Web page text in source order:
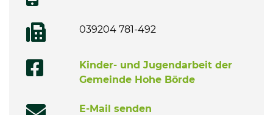
039204 781-492
Kinder- und Jugendarbeit der
Gemeinde Hohe Börde
E-Mail senden